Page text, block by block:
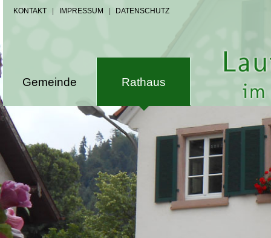
KONTAKT IMPRESSUM DATENSCHUTZ
Gemeinde Rathaus